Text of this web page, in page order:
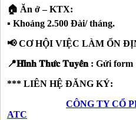
🏠 Ăn ở – KTX:
▪️ Khoảng 2.500 Đài/ tháng.
📢 CƠ HỘI VIỆC LÀM ỔN
📍𝐇𝐢̀𝐧𝐡 𝐓𝐡𝐮̛́𝐜 𝐓𝐮𝐲𝐞̂̉𝐧 : Gửi
*** LIÊN HỆ ĐĂNG KÝ:
CÔNG TY CỔ
ATC